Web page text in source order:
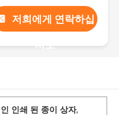
저희에게 연락하십
시오
인쇄 된 종이 상자,